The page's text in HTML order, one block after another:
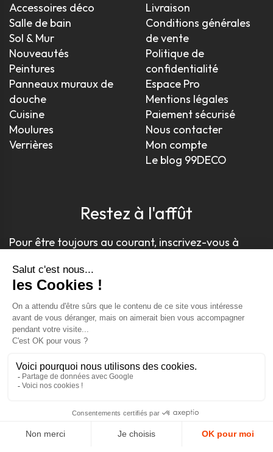
Accessoires déco
Salle de bain
Sol & Mur
Nouveautés
Peintures
Panneaux muraux de
douche
Cuisine
Moulures
Verrières
Livraison
Conditions générales
de vente
Politique de
confidentialité
Espace Pro
Mentions légales
Paiement sécurisé
Nous contacter
Mon compte
Le blog 99DECO
Restez à l'affût
Pour être toujours au courant, inscrivez-vous à
J'accepte les conditions générales et la politique de
AVIS VÉRIFIÉS